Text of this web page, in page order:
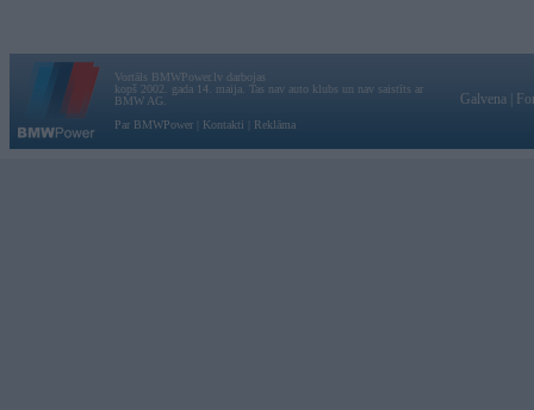
Vortāls BMWPower.lv darbojas
kopš 2002. gada 14. maija. Tas nav auto klubs un nav saistīts ar
BMW AG.
Par BMWPower
Kontakti Reklāma
Galvena